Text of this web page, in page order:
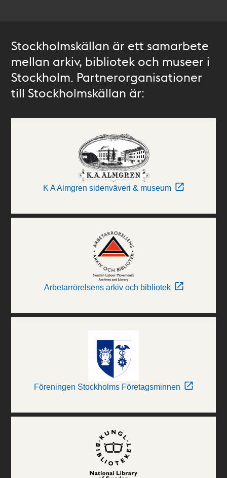
Stockholmskällan är ett samarbete
mellan arkiv, bibliotek och museer i
Stockholm. Partnerorganisationer
till Stockholmskällan är:
K A Almgren sidenväveri & museum
Arbetarrörelsens arkiv och bibliotek
Föreningen Stockholms Företagsminnen